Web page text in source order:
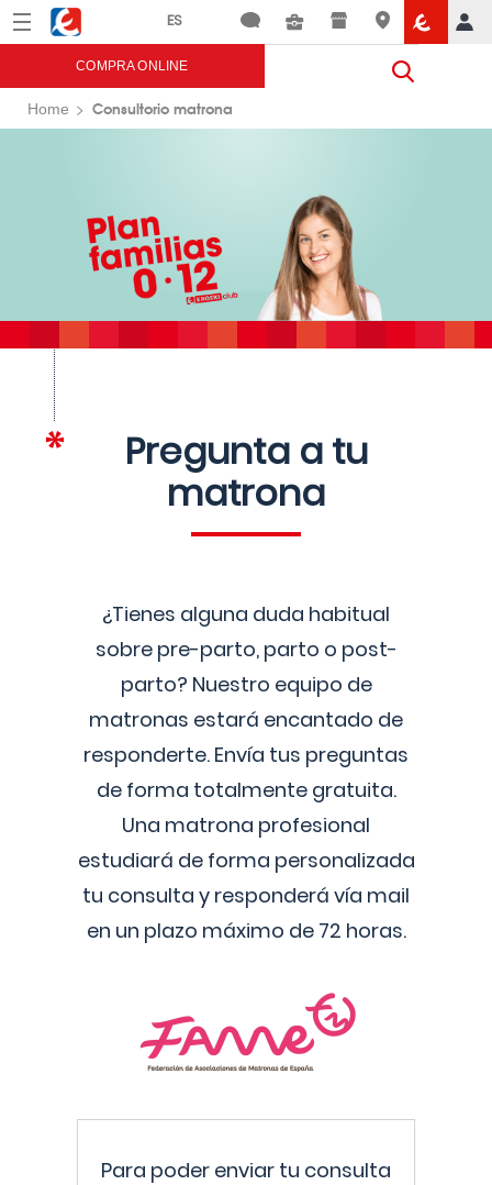
Menú Eroski
COMPRA ONLINE
Home Consultorio matrona
Pregunta a tu
matrona
¿Tienes alguna duda habitual
sobre pre-parto, parto o post-
parto? Nuestro equipo de
matronas estará encantado de
responderte. Envía tus preguntas
de forma totalmente gratuita.
Una matrona profesional
estudiará de forma personalizada
tu consulta y responderá vía mail
en un plazo máximo de 72 horas.
Para poder enviar tu consulta